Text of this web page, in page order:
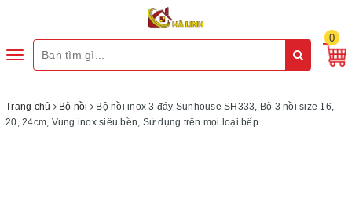
Toggle
0
Trang chủ Bộ nồi
Bộ nồi inox 3 đáy Sunhouse SH333, Bộ 3 nồi size 16,
20, 24cm, Vung inox siêu bền, Sử dụng trên mọi loại bếp